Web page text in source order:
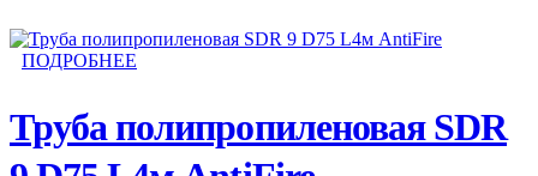
ПОДРОБНЕЕ
Труба полипропиленовая SDR